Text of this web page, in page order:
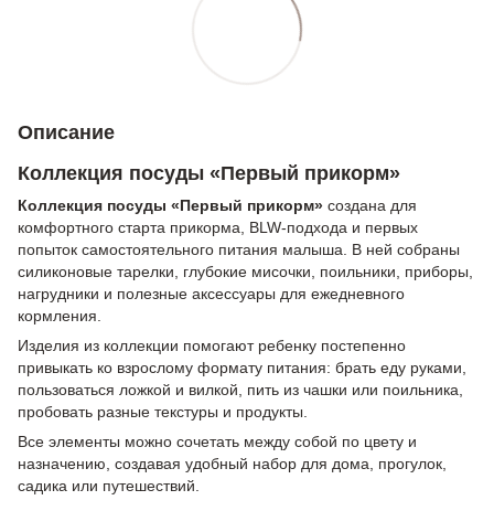
Описание
Коллекция посуды «Первый прикорм»
Коллекция посуды «Первый прикорм» создана для
комфортного старта прикорма, BLW-подхода и первых
попыток самостоятельного питания малыша. В ней собраны
силиконовые тарелки, глубокие мисочки, поильники, приборы,
нагрудники и полезные аксессуары для ежедневного
кормления.
Изделия из коллекции помогают ребенку постепенно
привыкать ко взрослому формату питания: брать еду руками,
пользоваться ложкой и вилкой, пить из чашки или поильника,
пробовать разные текстуры и продукты.
Все элементы можно сочетать между собой по цвету и
назначению, создавая удобный набор для дома, прогулок,
садика или путешествий.